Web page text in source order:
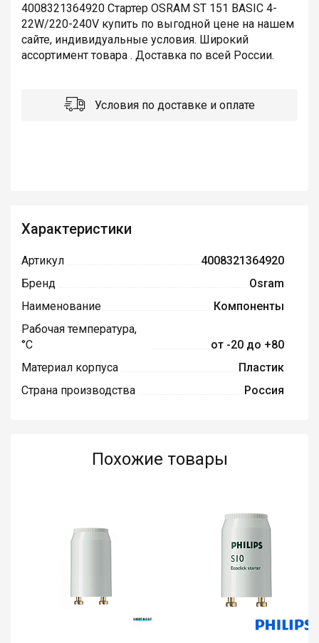
4008321364920 Стартер OSRAM ST 151 BASIC 4-
22W/220-240V купить по выгодной цене на нашем
сайте, индивидуальные условия. Широкий
ассортимент товара . Доставка по всей России.
Условия по доставке и оплате
Характеристики
Артикул
4008321364920
Бренд
Osram
Наименование
Компоненты
Рабочая температура,
°С
от -20 до +80
Материал корпуса
Пластик
Страна производства
Россия
Похожие товары